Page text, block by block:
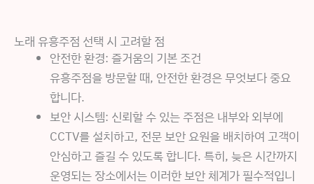
노래 유흥주점 선택 시 고려할 점
안전한 환경: 즐거움의 기본 조건
유흥주점을 방문할 때, 안전한 환경은 무엇보다 중요
합니다.
보안 시스템: 신뢰할 수 있는 주점은 내부와 외부에
CCTV를 설치하고, 전문 보안 요원을 배치하여 고객이
안심하고 즐길 수 있도록 합니다. 특히, 늦은 시간까지
운영되는 장소에서는 이러한 보안 체계가 필수적입니